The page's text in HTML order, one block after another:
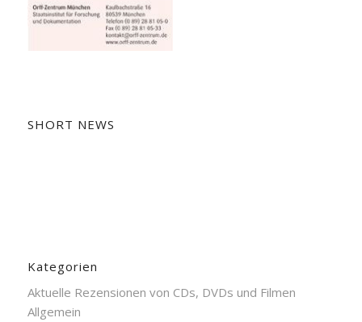
SHORT NEWS
Kategorien
Aktuelle Rezensionen von CDs, DVDs und Filmen
Allgemein